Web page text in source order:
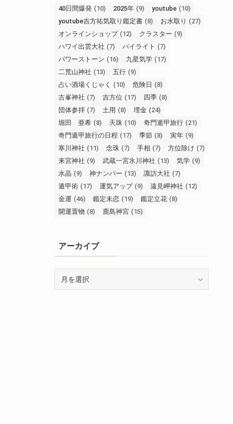
40日間爆発 (10) 2025年 (9) youtube (10)
youtube吉方祐気取り鑑定書 (8) お水取り (27)
オンラインショップ (12) クラスター (9)
ハワイ出雲大社 (7) パイライト (7)
パワーストーン (16) 九星気学 (17)
二荒山神社 (13) 五行 (9)
占い酒場くじゃく
(10) 危険日 (8)
古峯神社 (7) 吉方位 (17) 四季 (8)
団体参拝 (7) 土用 (8) 埋金 (24)
堀田 亜希 (8) 天珠 (10) 奇門遁甲旅行 (21)
奇門遁甲旅行の日程 (17) 季節 (8) 寅年 (9)
寒川神社 (11) 念珠 (7) 手相 (7) 方位除け (7)
来宮神社 (9) 武蔵一宮氷川神社 (13) 気学 (9)
水晶 (9) 神ナンバー (13) 諏訪大社 (7)
遁甲術 (17) 運気アップ (9) 遠見岬神社 (12)
金運 (46) 鑑定未恋 (19) 鑑定立花 (8)
開運置物 (8) 鹿島神宮 (15)
アーカイブ